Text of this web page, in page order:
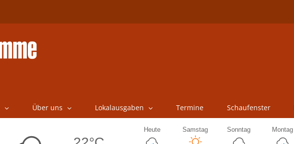
Über uns Lokalausgaben Termine Schaufenster